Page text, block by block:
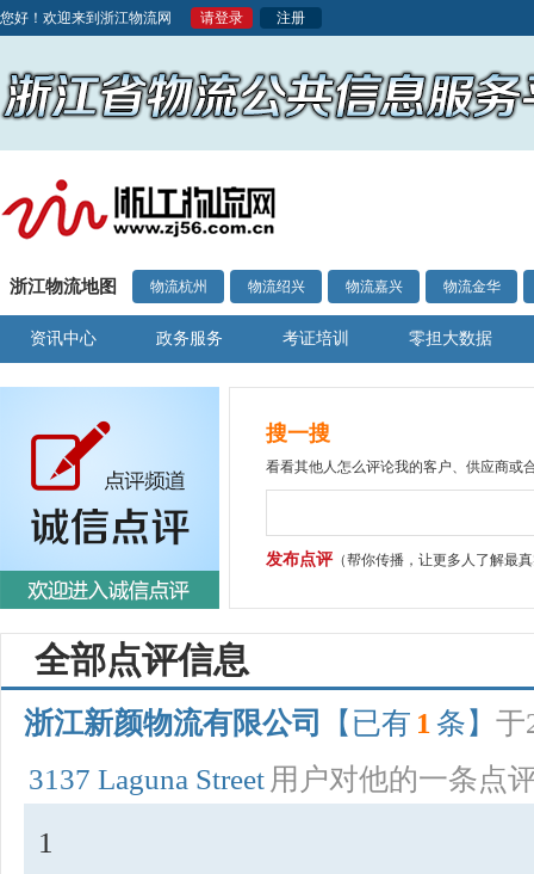
您好！欢迎来到浙江物流网 请登录 注册
浙江物流地图 物流杭州 物流绍兴 物流嘉兴 物流金华
资讯中心 政务服务 考证培训 零担大数据
搜一搜
看看其他人怎么评论我的客户、供应商或
发布点评（帮你传播，让更多人了解最
全部点评信息
浙江新颜物流有限公司 【已有 1 条】 于
3137 Laguna Street 用户对他的一条点
1